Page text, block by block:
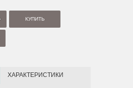
ХАРАКТЕРИСТИКИ